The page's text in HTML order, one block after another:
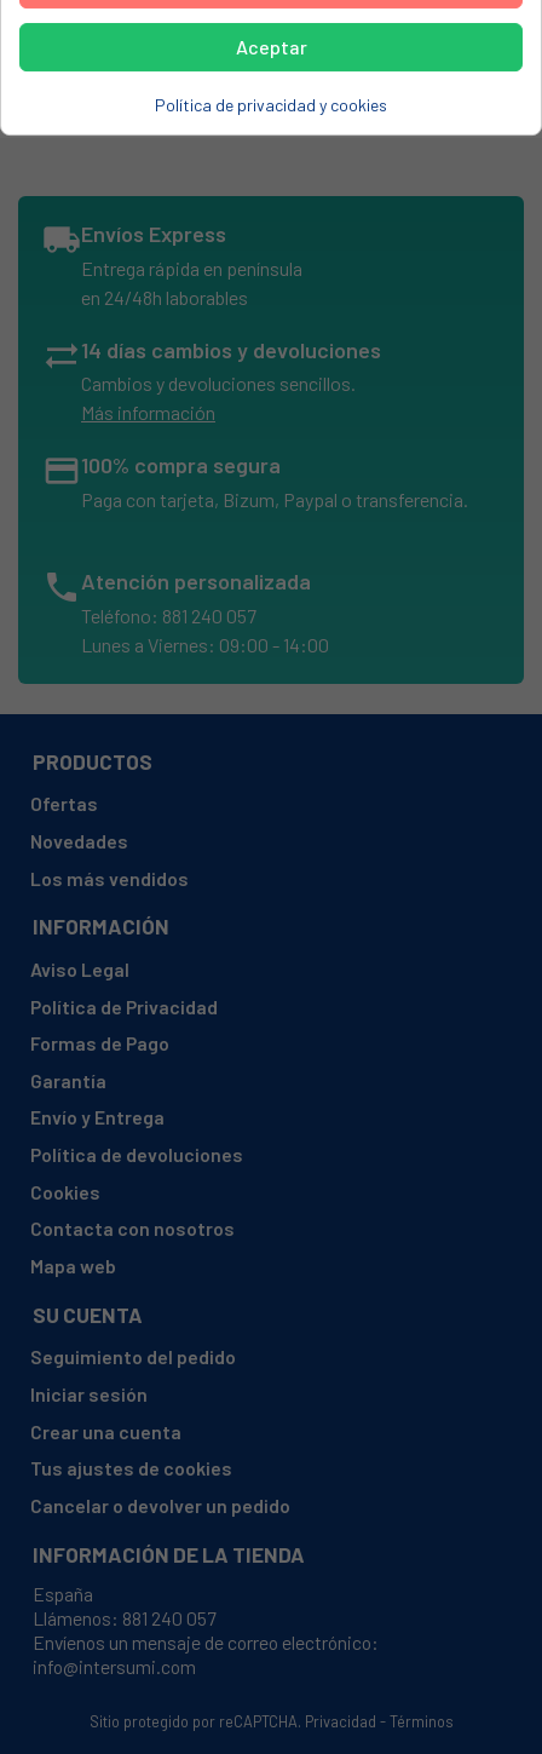
WHIRLPOOL, AVM504
local_shippingEnvíos Express
Entrega rápida en península
en 24/48h laborables
sync_alt14 días cambios y devoluciones
Cambios y devoluciones sencillos.
Más información
credit_card100% compra segura
Paga con tarjeta, Bizum, Paypal o transferencia.
phone Atención personalizada
Teléfono: 881 240 057
Lunes a Viernes: 09:00 - 14:00
PRODUCTOS
Ofertas
Novedades
Los más vendidos
INFORMACIÓN
Aviso Legal
Política de Privacidad
Formas de Pago
Garantía
Envío y Entrega
Política de devoluciones
Cookies
Contacta con nosotros
Mapa web
SU CUENTA
Seguimiento del pedido
Iniciar sesión
Crear una cuenta
Tus ajustes de cookies
Cancelar o devolver un pedido
INFORMACIÓN DE LA TIENDA
España
Llámenos: 881 240 057
Envíenos un mensaje de correo electrónico:
info@intersumi.com
Sitio protegido por reCAPTCHA. Privacidad -Términos
Aceptar
Política de privacidad y cookies